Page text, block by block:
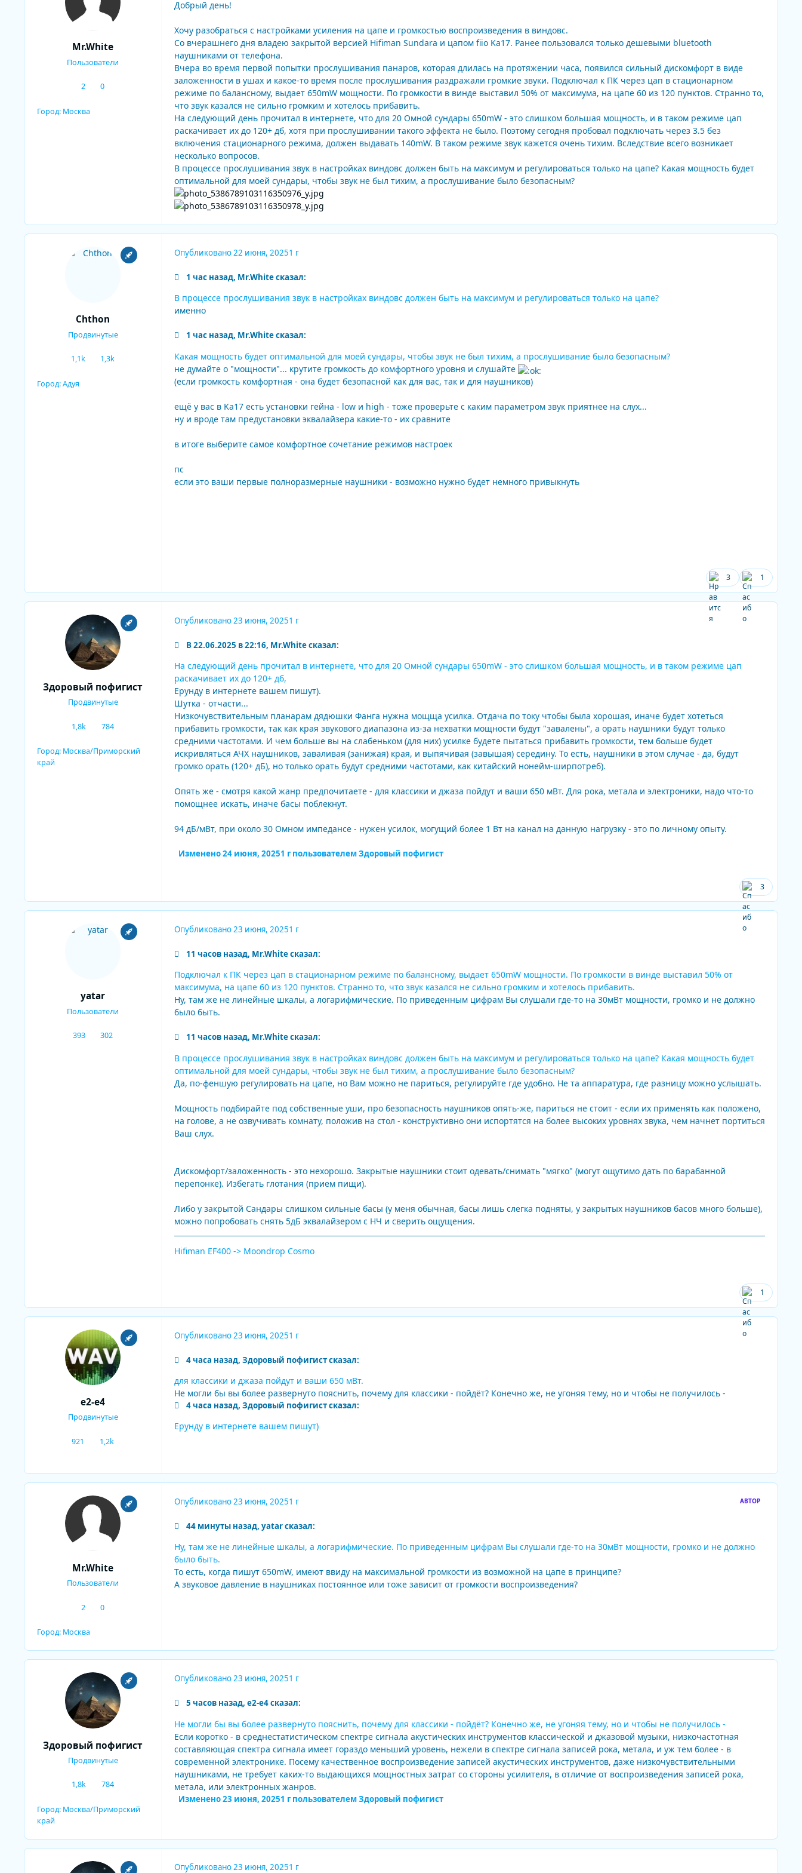
Mr.White
Пользователи
2сообщения
0Репутация
Город: Москва
Добрый день!
Хочу разобраться с настройками усиления на цапе и громкостью воспроизведения в виндовс.
Со вчерашнего дня владею закрытой версией Hifiman Sundara и цапом fiio Ka17. Ранее пользовался только дешевыми bluetooth
наушниками от телефона.
Вчера во время первой попытки прослушивания панаров, которая длилась на протяжении часа, появился сильный дискомфорт в виде
заложенности в ушах и какое-то время после прослушивания раздражали громкие звуки. Подключал к ПК через цап в стационарном
режиме по балансному, выдает 650mW мощности. По громкости в винде выставил 50% от максимума, на цапе 60 из 120 пунктов. Странно то,
что звук казался не сильно громким и хотелось прибавить.
На следующий день прочитал в интернете, что для 20 Омной сундары 650mW - это слишком большая мощность, и в таком режиме цап
раскачивает их до 120+ дб, хотя при прослушивании такого эффекта не было. Поэтому сегодня пробовал подключать через 3.5 без
включения стационарного режима, должен выдавать 140mW. В таком режиме звук кажется очень тихим. Вследствие всего возникает
несколько вопросов.
В процессе прослушивания звук в настройках виндовс должен быть на максимум и регулироваться только на цапе? Какая мощность будет
оптимальной для моей сундары, чтобы звук не был тихим, а прослушивание было безопасным?
Chthon
Продвинутые
1,1kсообщения
1,3kРепутация
Город:Адуя
Опубликовано22 июня, 20251 г
1 час назад, Mr.White сказал:
В процессе прослушивания звук в настройках виндовс должен быть на максимум и регулироваться только на цапе?
именно
1 час назад, Mr.White сказал:
Какая мощность будет оптимальной для моей сундары, чтобы звук не был тихим, а прослушивание было безопасным?
не думайте о "мощности"... крутите громкость до комфортного уровня и слушайте
(если громкость комфортная - она будет безопасной как для вас, так и для наушников)
ещё у вас в Ka17 есть установки гейна - low и high - тоже проверьте с каким параметром звук приятнее на слух...
ну и вроде там предустановки эквалайзера какие-то - их сравните
в итоге выберите самое комфортное сочетание режимов настроек
пс
если это ваши первые полноразмерные наушники - возможно нужно будет немного привыкнуть
3 1
Здоровый пофигист
Продвинутые
1,8kсообщения
784Репутация
Город: Москва/Приморский
край
Опубликовано23 июня, 20251 г
В 22.06.2025 в 22:16, Mr.White сказал:
На следующий день прочитал в интернете, что для 20 Омной сундары 650mW - это слишком большая мощность, и в таком режиме цап
раскачивает их до 120+ дб,
Ерунду в интернете вашем пишут).
Шутка - отчасти...
Низкочувствительным планарам дядюшки Фанга нужна мощща усилка. Отдача по току чтобы была хорошая, иначе будет хотеться
прибавить громкости, так как края звукового диапазона из-за нехватки мощности будут "завалены", а орать наушники будут только
средними частотами. И чем больше вы на слабеньком (для них) усилке будете пытаться прибавить громкости, тем больше будет
искривляться АЧХ наушников, заваливая (занижая) края, и выпячивая (завышая) середину. То есть, наушники в этом случае - да, будут
громко орать (120+ дБ), но только орать будут средними частотами, как китайский нонейм-ширпотреб).
Опять же - смотря какой жанр предпочитаете - для классики и джаза пойдут и ваши 650 мВт. Для рока, метала и электроники, надо что-то
помощнее искать, иначе басы поблекнут.
94 дБ/мВт, при около 30 Омном импедансе - нужен усилок, могущий более 1 Вт на канал на данную нагрузку - это по личному опыту.
Изменено24 июня, 20251 гпользователем Здоровый пофигист
3
yatar
Пользователи
393сообщения
302Репутация
Опубликовано23 июня, 20251 г
11 часов назад, Mr.White сказал:
Подключал к ПК через цап в стационарном режиме по балансному, выдает 650mW мощности. По громкости в винде выставил 50% от
максимума, на цапе 60 из 120 пунктов. Странно то, что звук казался не сильно громким и хотелось прибавить.
Ну, там же не линейные шкалы, а логарифмические. По приведенным цифрам Вы слушали где-то на 30мВт мощности, громко и не должно
было быть.
11 часов назад, Mr.White сказал:
В процессе прослушивания звук в настройках виндовс должен быть на максимум и регулироваться только на цапе? Какая мощность будет
оптимальной для моей сундары, чтобы звук не был тихим, а прослушивание было безопасным?
Да, по-феншую регулировать на цапе, но Вам можно не париться, регулируйте где удобно. Не та аппаратура, где разницу можно услышать.
Мощность подбирайте под собственные уши, про безопасность наушников опять-же, париться не стоит - если их применять как положено,
на голове, а не озвучивать комнату, положив на стол - конструктивно они испортятся на более высоких уровнях звука, чем начнет портиться
Ваш слух.
Дискомфорт/заложенность - это нехорошо. Закрытые наушники стоит одевать/снимать "мягко" (могут ощутимо дать по барабанной
перепонке). Избегать глотания (прием пищи).
Либо у закрытой Сандары слишком сильные басы (у меня обычная, басы лишь слегка подняты, у закрытых наушников басов много больше),
можно попробовать снять 5дБ эквалайзером с НЧ и сверить ощущения.
Hifiman EF400 -> Moondrop Cosmo
1
e2-e4
Продвинутые
921сообщения
1,2k
Репутация
Опубликовано23 июня, 20251 г
4 часа назад, Здоровый пофигист сказал:
для классики и джаза пойдут и ваши 650 мВт.
Не могли бы вы более развернуто пояснить, почему для классики - пойдёт? Конечно же, не угоняя тему, но и чтобы не получилось -
4 часа назад, Здоровый пофигист сказал:
Ерунду в интернете вашем пишут)
Mr.White
Пользователи
2сообщения
0Репутация
Город: Москва
Опубликовано 23 июня, 20251 г АВТОР
44 минуты назад, yatar сказал:
Ну, там же не линейные шкалы, а логарифмические. По приведенным цифрам Вы слушали где-то на 30мВт мощности, громко и не должно
было быть.
То есть, когда пишут 650mW, имеют ввиду на максимальной громкости из возможной на цапе в принципе?
А звуковое давление в наушниках постоянное или тоже зависит от громкости воспроизведения?
Здоровый пофигист
Продвинутые
1,8kсообщения
784Репутация
Город: Москва/Приморский
край
Опубликовано23 июня, 20251 г
5 часов назад, e2-e4 сказал:
Не могли бы вы более развернуто пояснить, почему для классики - пойдёт? Конечно же, не угоняя тему, но и чтобы не получилось -
Если коротко - в среднестатистическом спектре сигнала акустических инструментов классической и джазовой музыки, низкочастотная
составляющая спектра сигнала имеет гораздо меньший уровень, нежели в спектре сигнала записей рока, метала, и уж тем более - в
современной электронике. Посему качественное воспроизведение записей акустических инструментов, даже низкочувствительными
наушниками, не требует каких-то выдающихся мощностных затрат со стороны усилителя, в отличие от воспроизведения записей рока,
метала, или электронных жанров.
Изменено23 июня, 20251 гпользователем Здоровый пофигист
Опубликовано23 июня, 20251 г